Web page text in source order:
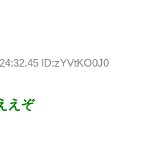
ID:zYVtKO0J0
えぞ